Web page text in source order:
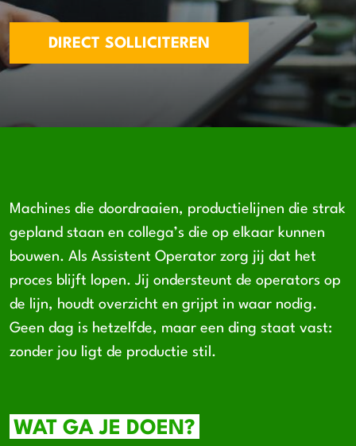
DIRECT SOLLICITEREN
Machines die doordraaien, productielijnen die strak
gepland staan en collega’s die op elkaar kunnen
bouwen. Als Assistent Operator zorg jij dat het
proces blijft lopen. Jij ondersteunt de operators op
de lijn, houdt overzicht en grijpt in waar nodig.
Geen dag is hetzelfde, maar een ding staat vast:
zonder jou ligt de productie stil.
WAT GA JE DOEN?